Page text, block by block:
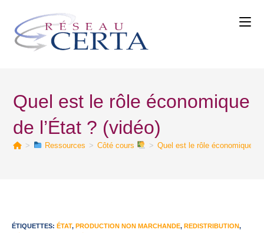
Quel est le rôle économique
de l’État ? (vidéo)
> Ressources > Côté cours > Quel est le rôle économique
ÉTIQUETTES: ÉTAT, PRODUCTION NON MARCHANDE, REDISTRIBUTION,